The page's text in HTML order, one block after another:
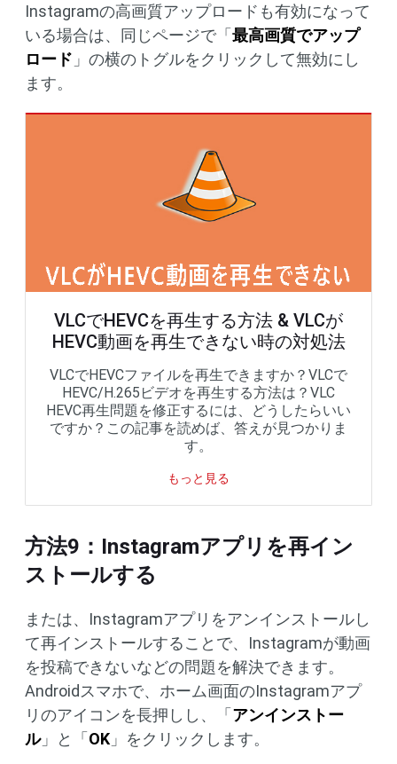
Instagramの高画質アップロードも有効になって
いる場合は、同じページで「最高画質でアップ
ロード 」の横のトグルをクリックして無効にし
ます。
VLCでHEVCを再生する方法 & VLCが
HEVC動画を再生できない時の対処法
VLCでHEVCファイルを再生できますか？VLCで
HEVC/H.265ビデオを再生する方法は？VLC
HEVC再生問題を修正するには、どうしたらいい
ですか？この記事を読めば、答えが見つかりま
す。
もっと見る
方法9：Instagramアプリを再イン
ストールする
または、Instagramアプリをアンインストールし
て再インストールすることで、Instagramが動画
を投稿できないなどの問題を解決できます。
Androidスマホで、ホーム画面のInstagramアプ
リのアイコンを長押しし、「アンインストー
ル」と「OK 」をクリックします。